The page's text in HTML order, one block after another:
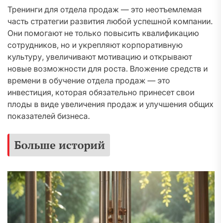
Тренинги для отдела продаж — это неотъемлемая
часть стратегии развития любой успешной компании.
Они помогают не только повысить квалификацию
сотрудников, но и укрепляют корпоративную
культуру, увеличивают мотивацию и открывают
новые возможности для роста. Вложение средств и
времени в обучение отдела продаж — это
инвестиция, которая обязательно принесет свои
плоды в виде увеличения продаж и улучшения общих
показателей бизнеса.
Больше историй